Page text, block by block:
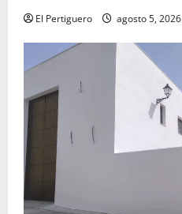
El Pertiguero agosto 5, 2026